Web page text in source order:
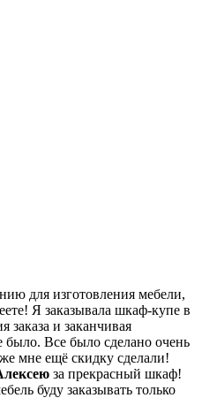
для изготовления мебели,
Я заказывала шкаф-купе в
заказа и заканчивая
Все было сделано очень
мне ещё скидку сделали!
за прекрасный шкаф!
буду заказывать только